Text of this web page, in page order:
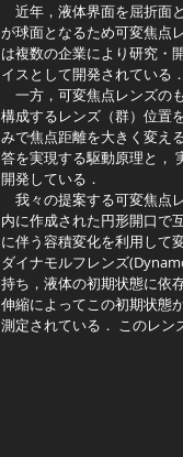
近年，液体界面を屈折面
が球面となるため可変焦点
は複数の企業により研究・
イスとして開発されている．
一方，可変焦点レンズの
構成するレンズ（群）位置
みで焦点距離を大きく変え
答を実現する駆動原理と，
開発している．
我々の提案する可変焦点
内に作成された円形開口で
に伴う容積変化を利用して
ダイナモルフレンズ
持ち，液体の初期状態に依
伸縮によってこの初期状態
測定されている． このレ